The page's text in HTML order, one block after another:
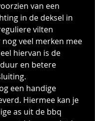
van een
in de deksel in
vilten
veel merken mee
hiervan is de
en betere
een handige
Hiermee kan je
as uit de bbq